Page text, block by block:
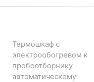
Термошкаф с
электрообогревом к
пробоотборнику
автоматическому